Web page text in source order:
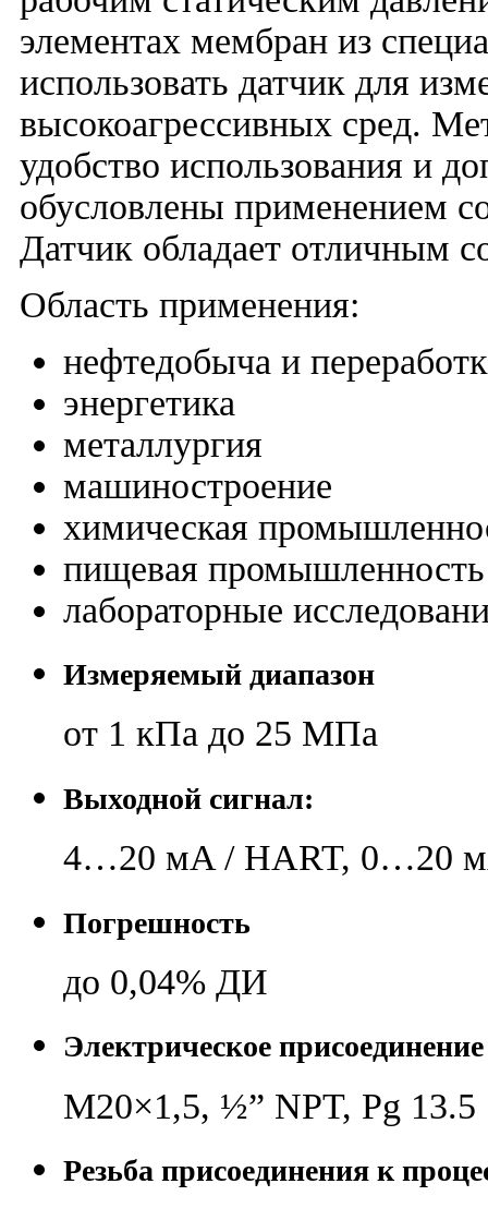
элементах мембран из
использовать датчик для
высокоагрессивных сред.
удобство использования и
обусловлены применением
Датчик обладает отличным
Область применения:
нефтедобыча и
энергетика
металлургия
машиностроение
химическая
пищевая промышленность
лабораторные
Измеряемый диапазон
от 1 кПа до 25 МПа
Выходной сигнал:
4…20 мA / HART, 0…20
Погрешность
до 0,04% ДИ
Электрическое присоединение
M20×1,5, ½” NPT, Pg 13.5
Резьба присоединения к